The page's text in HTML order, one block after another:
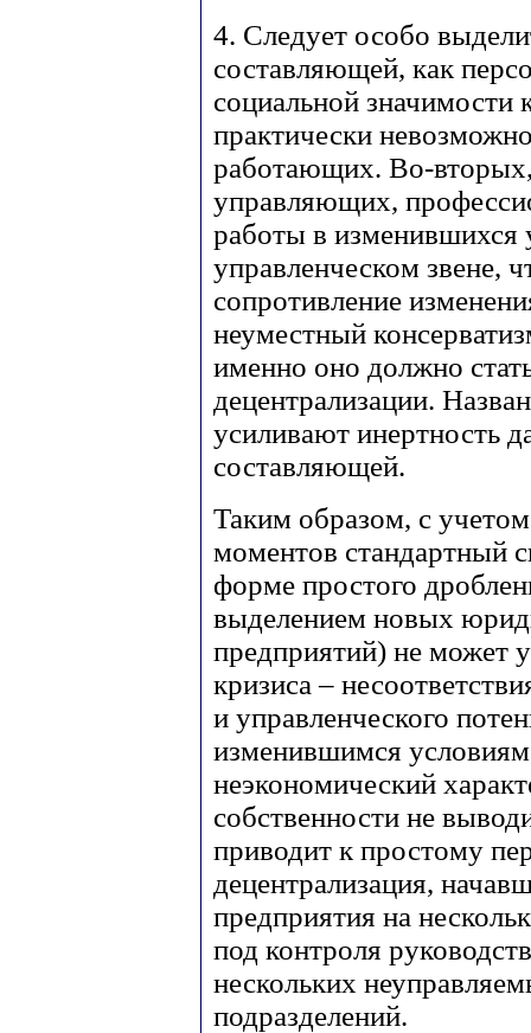
4. Следует особо
составляющей, как
социальной
практически
работающих. Во-
управляющих,
работы в изменившихся
управленческом звене,
сопротивление
неуместный
именно оно должно
децентрализации.
усиливают инертность
составляющей.
Таким образом, с
моментов стандартный
форме простого
выделением новых
предприятий) не может
кризиса –
и управленческого
изменившимся
неэкономический
собственности не
приводит к простому
децентрализация,
предприятия на
под контроля
нескольких
подразделений.